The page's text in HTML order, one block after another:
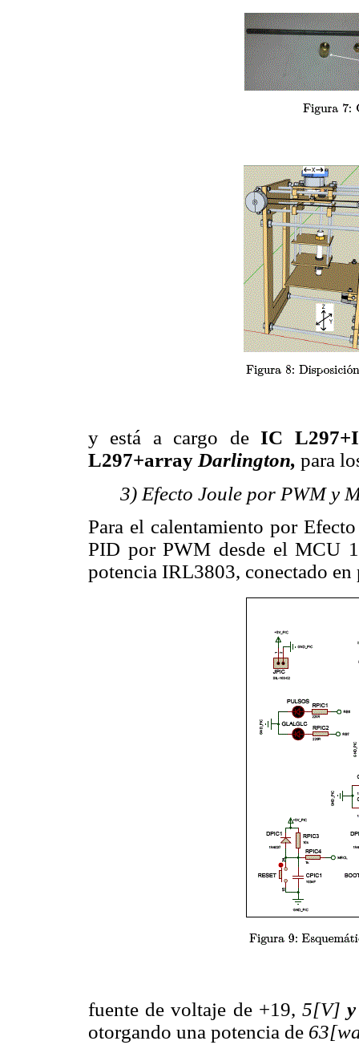
y está a cargo deIC
L297+array Darlington, para
3) Efecto Joule por PWM y
Para el calentamiento por
PID por PWM desde el MCU
potencia IRL3803, conectado en
fuente de voltaje de +19,5[V]
otorgando una potencia de